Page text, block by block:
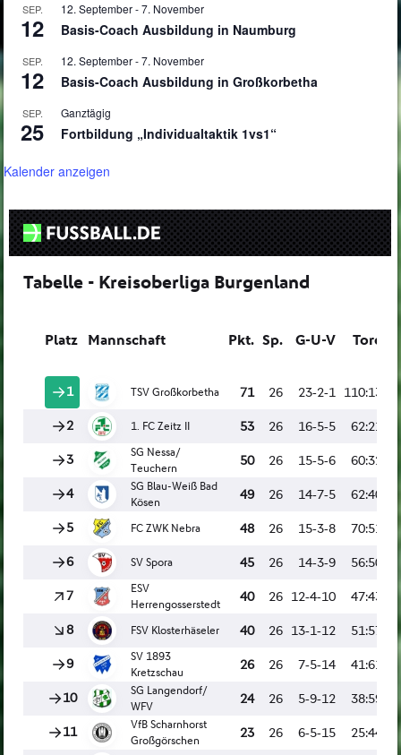
SEP.
12
12. September-7. November
Basis-Coach Ausbildung in Naumburg
SEP.
12
12. September-7. November
Basis-Coach Ausbildung in Großkorbetha
SEP.
25
Ganztägig
Fortbildung „Individualtaktik 1vs1“
Kalender anzeigen